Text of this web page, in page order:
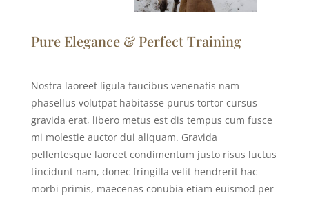
Pure Elegance & Perfect Training
Nostra laoreet ligula faucibus venenatis nam
phasellus volutpat habitasse purus tortor cursus
gravida erat, libero metus est dis tempus cum fusce
mi molestie auctor dui aliquam. Gravida
pellentesque laoreet condimentum justo risus luctus
tincidunt nam, donec fringilla velit hendrerit hac
morbi primis, maecenas conubia etiam euismod per